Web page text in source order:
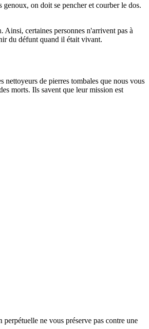
on doit se pencher et courber le dos.
certaines personnes n'arrivent pas à
du défunt quand il était vivant.
nettoyeurs de pierres tombales que nous vous
morts. Ils savent que leur mission est
ne vous préserve pas contre une